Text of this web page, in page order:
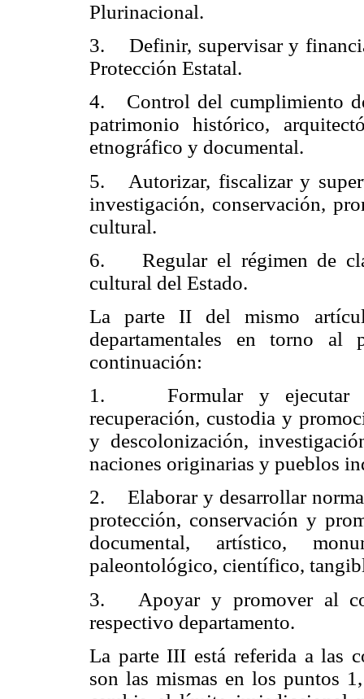
Plurinacional.
3. Definir, supervisar y
Protección Estatal.
4. Control del cumplimiento
patrimonio histórico,
etnográfico y documental.
5. Autorizar, fiscalizar y
investigación, conservación,
cultural.
6. Regular el régimen de
cultural del Estado.
La parte II del mismo
departamentales en torno
continuación:
1. Formular y ejecutar
recuperación, custodia y
y descolonización,
naciones originarias y pueblos
2. Elaborar y desarrollar
protección, conservación y
documental, artístico,
paleontológico, científico,
3. Apoyar y promover al
respectivo departamento.
La parte III está referida a las
son las mismas en los puntos